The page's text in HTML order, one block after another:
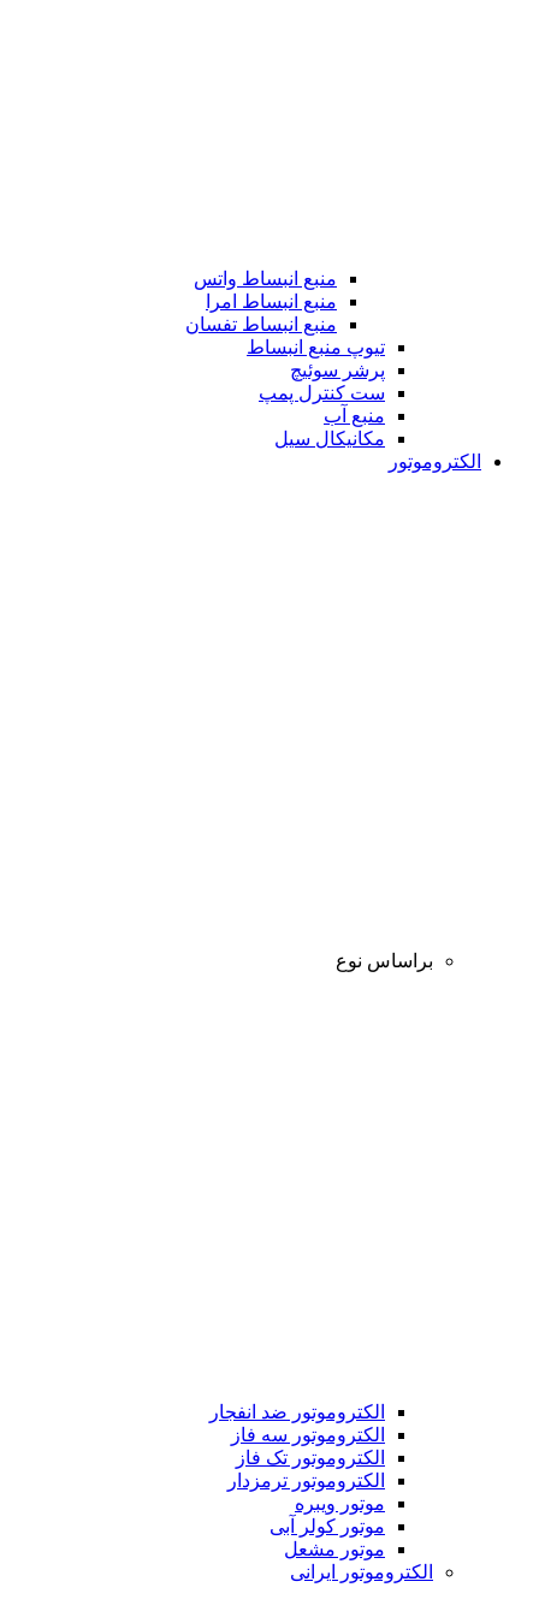
منبع انبساط واتس
منبع انبساط امرا
منبع انبساط تفسان
تیوپ منبع انبساط
پرشر سوئیچ
ست کنترل پمپ
منبع آب
مکانیکال سیل
الکتروموتور
براساس نوع
الکتروموتور ضد انفجار
الکتروموتور سه فاز
الکتروموتور تک فاز
الکتروموتور ترمزدار
موتور ویبره
موتور کولر آبی
موتور مشعل
الکتروموتور ایرانی